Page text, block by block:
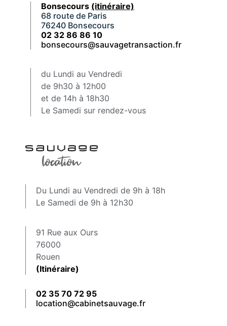
Bonsecours (itinéraire)
68 route de Paris
76240 Bonsecours
02 32 86 86 10
bonsecours@sauvagetransaction.fr
du Lundi au Vendredi
de 9h30 à 12h00
et de 14h à 18h30
Le Samedi sur rendez-vous
Du Lundi au Vendredi de 9h à 18h
Le Samedi de 9h à 12h30
91 Rue aux Ours
76000
Rouen
(Itinéraire)
02 35 70 72 95
location@cabinetsauvage.fr